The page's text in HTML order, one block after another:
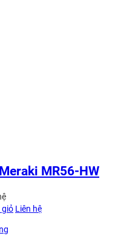
MR56-HW
giỏ Liên hệ